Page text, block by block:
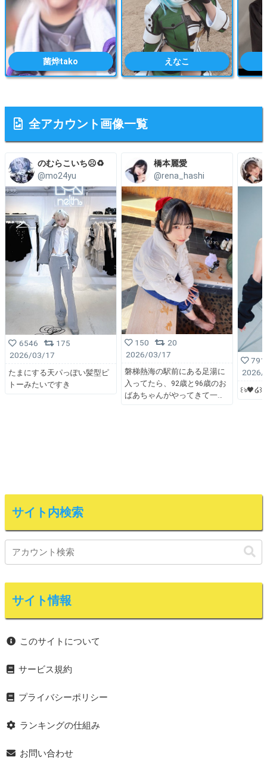
菌烨tako えなこ
全アカウント画像一覧
のむらこいち☹️♻️
@mo24yu
6546
175
2026/03/17
たまにする天パっぽい髪型ピ
トーみたいですき
橋本麗愛
@rena_hashi
150
20
2026/03/17
磐梯熱海の駅前にある足湯に
入ってたら、92歳と96歳のお
ばあちゃんがやってきて一
791
2026/
꒰ঌ🖤໒꒱
サイト内検索
サイト情報
このサイトについて
サービス規約
プライバシーポリシー
ランキングの仕組み
お問い合わせ